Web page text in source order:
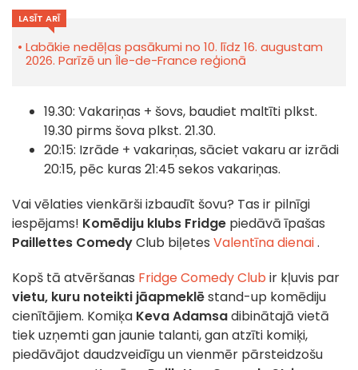
LASĪT ARĪ
Labākie nedēļas pasākumi no 10. līdz 16. augustam
2026. Parīzē un Île-de-France reģionā
19.30: Vakariņas + šovs, baudiet maltīti plkst.
19.30 pirms šova plkst. 21.30.
20:15: Izrāde + vakariņas, sāciet vakaru ar izrādi
20:15, pēc kuras 21:45 sekos vakariņas.
Vai vēlaties vienkārši izbaudīt šovu? Tas ir pilnīgi
iespējams! Komēdiju klubs Fridge piedāvā īpašas
Paillettes ComedyClub biļetes Valentīna dienai.
Kopš tā atvēršanas Fridge Comedy Club ir kļuvis par
vietu, kuru noteikti jāapmeklēstand-up komēdiju
cienītājiem. Komiķa Keva Adamsadibinātajā vietā
tiek uzņemti gan jaunie talanti, gan atzīti komiķi,
piedāvājot daudzveidīgu un vienmēr pārsteidzošu